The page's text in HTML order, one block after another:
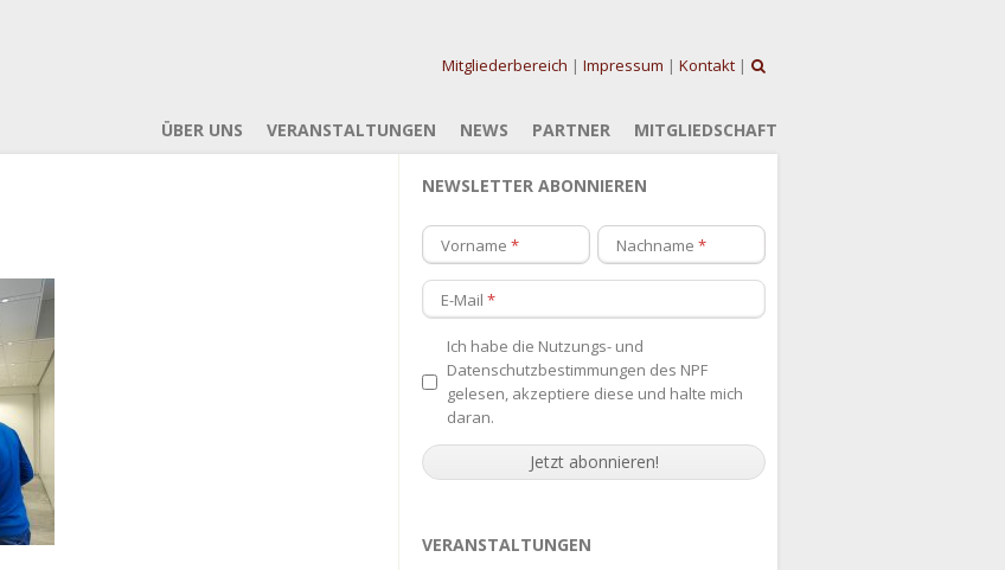
Mitgliederbereich | Impressum | Kontakt |
ÜBER UNS VERANSTALTUNGEN NEWS PARTNER MITGLIEDSCHAFT
NEWSLETTER ABONNIEREN
Vorname Nachname
E-Mail
Ich habe die Nutzungs- und
Datenschutzbestimmungen des NPF
gelesen, akzeptiere diese und halte mich
daran.
VERANSTALTUNGEN